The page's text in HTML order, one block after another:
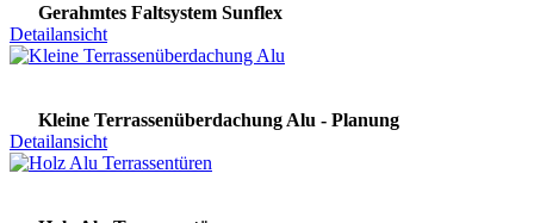
Gerahmtes Faltsystem Sunflex
Detailansicht
Kleine Terrassenüberdachung Alu - Planung
Detailansicht